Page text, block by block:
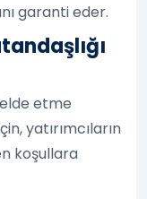
garanti eder.
elde etme
yatırımcıların
koşullara